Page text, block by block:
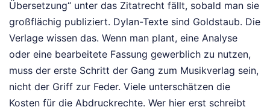
Übersetzung“ unter das Zitatrecht fällt, sobald man sie
großflächig publiziert. Dylan-Texte sind Goldstaub. Die
Verlage wissen das. Wenn man plant, eine Analyse
oder eine bearbeitete Fassung gewerblich zu nutzen,
muss der erste Schritt der Gang zum Musikverlag sein,
nicht der Griff zur Feder. Viele unterschätzen die
Kosten für die Abdruckrechte. Wer hier erst schreibt